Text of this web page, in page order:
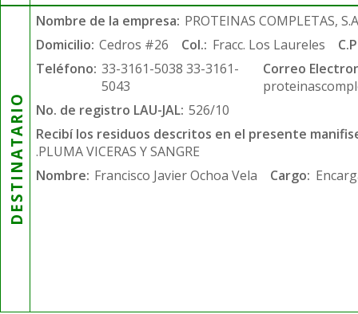
DESTINATARIO
Nombre de la empresa: PROTEINAS COMPLETAS,
Domicilio: Cedros #26 Col.: Fracc. Los Laureles
Teléfono: 33-3161-5038 33-3161-
5043
Correo
No. de registro LAU-JAL: 526/10
Recibí los residuos descritos en el presente
.PLUMA VICERAS Y SANGRE
Nombre: Francisco Javier Ochoa Vela Cargo: